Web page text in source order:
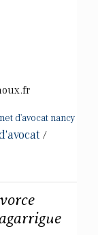
d'avocat nancy
/